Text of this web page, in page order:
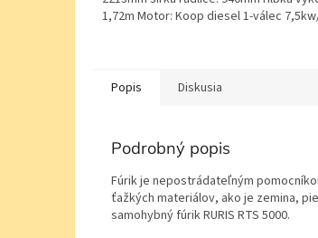
1,72m Motor: Koop diesel 1-válec
Popis Diskusia
Podrobný popis
Fúrik je nepostrádateľným
ťažkých materiálov, ako je zemina,
samohybný fúrik RURIS RTS 5000.